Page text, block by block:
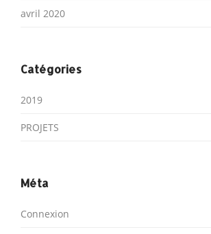
avril 2020
Catégories
2019
PROJETS
Méta
Connexion